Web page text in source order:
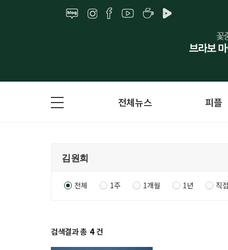
전체뉴스 피플
전체 1주 1개월 1년 직
검색결과 총 4 건